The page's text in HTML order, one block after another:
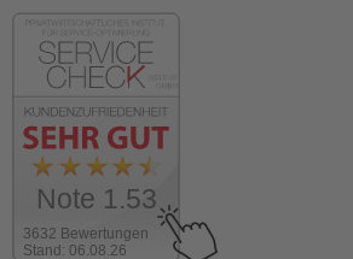
3632 Bewertungen
Stand: 06.08.26
Note 1.53